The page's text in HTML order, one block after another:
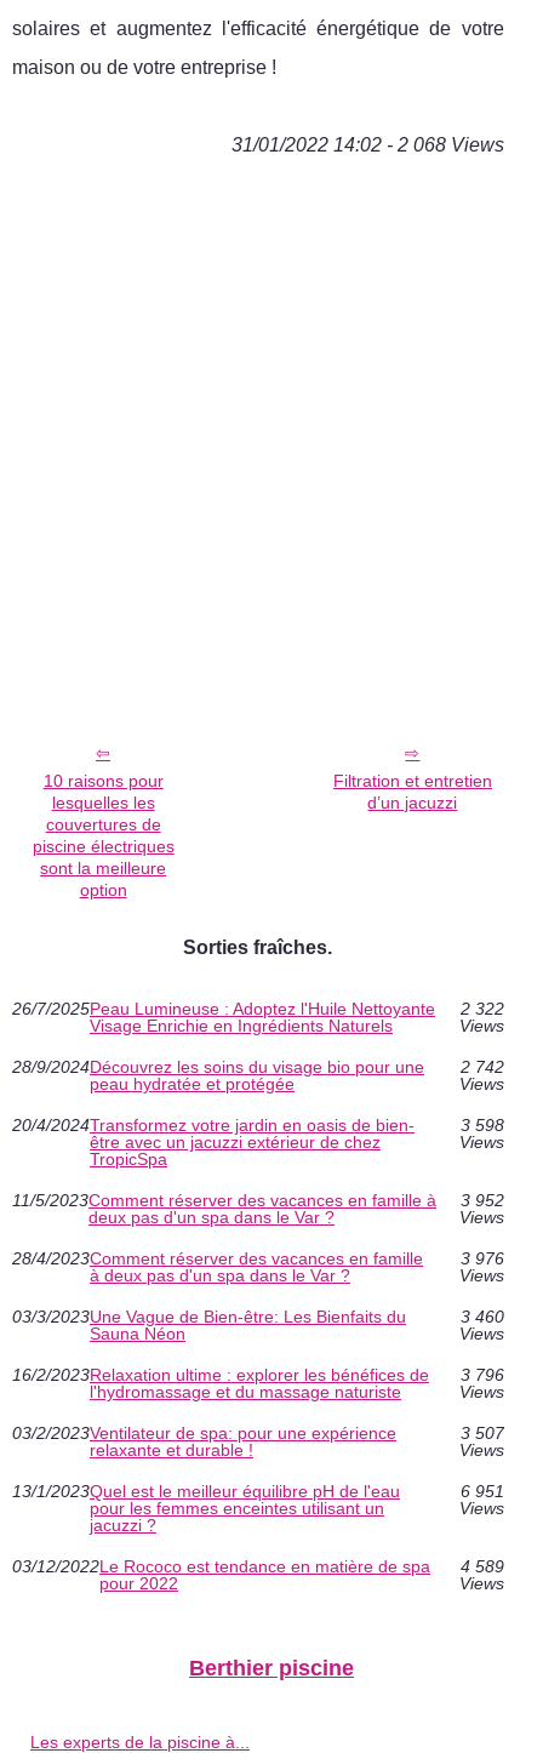
solaires et augmentez l'efficacité énergétique de votre
maison ou de votre entreprise !
31/01/2022 14:02 - 2 068 Views
10 raisons pour
lesquelles les
couvertures de
piscine électriques
sont la meilleure
option
Filtration et entretien
d’un jacuzzi
Sorties fraîches.
26/7/2025Peau Lumineuse : Adoptez l'Huile Nettoyante
Visage Enrichie en Ingrédients Naturels
2 322
Views
28/9/2024Découvrez les soins du visage bio pour une
peau hydratée et protégée
2 742
Views
20/4/2024Transformez votre jardin en oasis de bien-
être avec un jacuzzi extérieur de chez
TropicSpa
3 598
Views
11/5/2023Comment réserver des vacances en famille à
deux pas d'un spa dans le Var ?
3 952
Views
28/4/2023Comment réserver des vacances en famille
à deux pas d'un spa dans le Var ?
3 976
Views
03/3/2023Une Vague de Bien-être: Les Bienfaits du
Sauna Néon
3 460
Views
16/2/2023Relaxation ultime : explorer les bénéfices de
l'hydromassage et du massage naturiste
3 796
Views
03/2/2023Ventilateur de spa: pour une expérience
relaxante et durable !
3 507
Views
13/1/2023Quel est le meilleur équilibre pH de l'eau
pour les femmes enceintes utilisant un
jacuzzi ?
6 951
Views
03/12/2022Le Rococo est tendance en matière de spa
pour 2022
4 589
Views
Berthier piscine
Les experts de la piscine à...